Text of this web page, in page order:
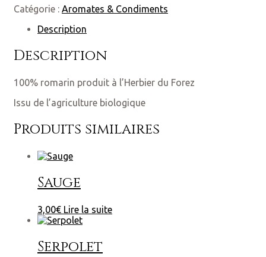
Catégorie : Aromates & Condiments
Description
Description
100% romarin produit à l’Herbier du Forez
Issu de l’agriculture biologique
Produits similaires
Sauge
3,00€ Lire la suite
Serpolet